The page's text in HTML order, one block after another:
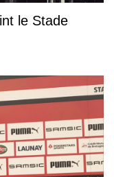
le Stade